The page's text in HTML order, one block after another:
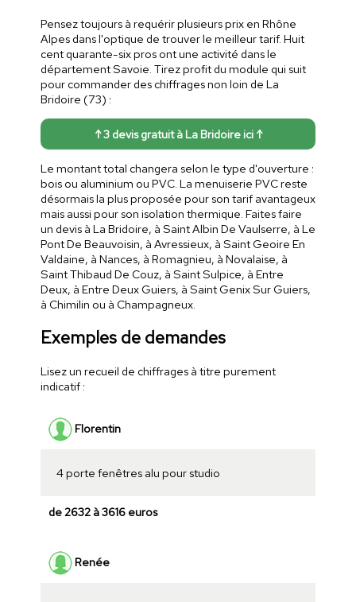
Pensez toujours à requérir plusieurs prix en Rhône
Alpes dans l'optique de trouver le meilleur tarif. Huit
cent quarante-six pros ont une activité dans le
département Savoie. Tirez profit du module qui suit
pour commander des chiffrages non loin de La
Bridoire (73) :
↑ 3 devis gratuit à La Bridoire ici ↑
Le montant total changera selon le type d'ouverture :
bois ou aluminium ou PVC. La menuiserie PVC reste
désormais la plus proposée pour son tarif avantageux
mais aussi pour son isolation thermique. Faites faire
un devis à La Bridoire, à Saint Albin De Vaulserre, à Le
Pont De Beauvoisin, à Avressieux, à Saint Geoire En
Valdaine, à Nances, à Romagnieu, à Novalaise, à
Saint Thibaud De Couz, à Saint Sulpice, à Entre
Deux, à Entre Deux Guiers, à Saint Genix Sur Guiers,
à Chimilin ou à Champagneux.
Exemples de demandes
Lisez un recueil de chiffrages à titre purement
indicatif :
Florentin
4 porte fenêtres alu pour studio
de 2632 à 3616 euros
Renée